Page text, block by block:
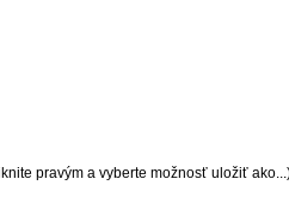
pravým a vyberte možnosť uložiť